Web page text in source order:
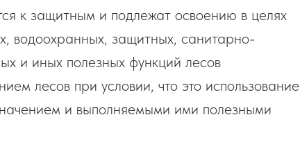
к защитным и подлежат освоению в целях
водоохранных, защитных, санитарно-
и иных полезных функций лесов
лесов при условии, что это использование
и выполняемыми ими полезными